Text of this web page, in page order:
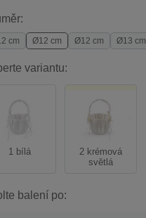
cm Ø12 cm Ø12 cm Ø13 cm
variantu:
1 bílá
2 krémová
světlá
balení po: